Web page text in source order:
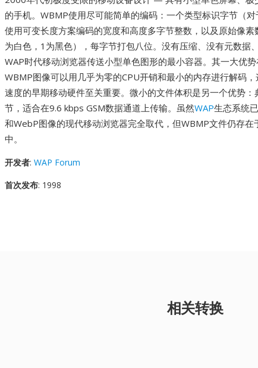
的手机。WBMP使用尽可能简单的编码：一个类型标识字节（对
使用可变长度方案编码的宽度和高度多字节整数，以及原始像
为白色，1为黑色），每字节打包八位。没有压缩、没有元数据
WAP时代移动浏览器传送小型单色图形的最小容器。其一大优
WBMP图像可以用几乎为零的CPU开销和最小的内存进行解码
速度的早期移动硬件至关重要。微小的文件体积是另一个优势
节，适合在9.6 kbps GSM数据通道上传输。虽然WAP生态系统
和WebP图像的现代移动浏览器完全取代，但WBMP文件仍存
中。
开发者: WAP Forum
首次发布: 1998
相关转换